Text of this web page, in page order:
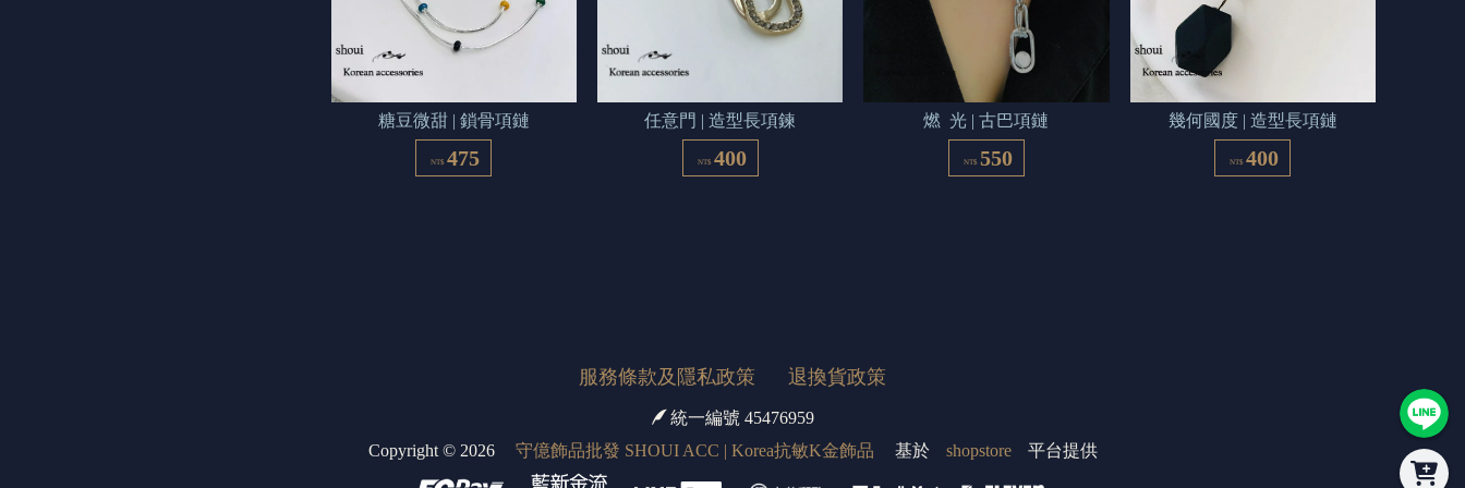
NT$ 475
糖豆微甜 | 鎖骨項鏈
NT$ 400
任意門 | 造型長項鍊
NT$ 550
燃  光 | 古巴項鏈
NT$ 400
幾何國度 | 造型長項鏈
服務條款及隱私政策 退換貨政策
統一編號 45476959
Copyright © 2026 守億飾品批發 SHOUI ACC | Korea抗敏K金飾品 基於 shopstore 平台提供